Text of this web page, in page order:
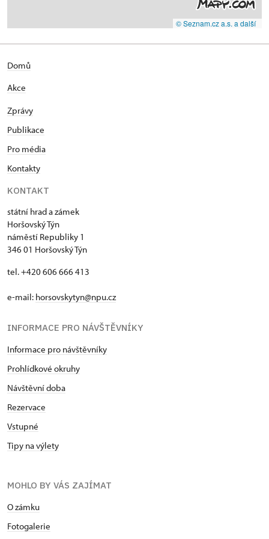
© Seznam.cz a.s. a další
Domů
Akce
Zprávy
Publikace
Pro média
Kontakty
KONTAKT
státní hrad a zámek
Horšovský Týn
náměstí Republiky 1
346 01 Horšovský Týn
tel. +420 606 666 413
e-mail: horsovskytyn@npu.cz
INFORMACE PRO NÁVŠTĚVNÍKY
Informace pro návštěvníky
Prohlídkové okruhy
Návštěvní doba
Rezervace
Vstupné
Tipy na výlety
MOHLO BY VÁS ZAJÍMAT
O zámku
Fotogalerie